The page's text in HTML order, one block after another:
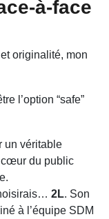
à-face
originalité, mon
l’option “safe”
un véritable
cœur du public
2L. Son
à l’équipe SDM